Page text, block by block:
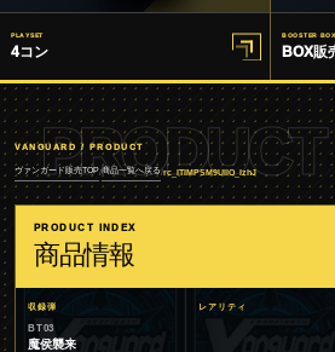
PLAYSET
4コン
BOOSTER BOX
BOX販
PRODUCT
VANGUARD / PRODUCT
ヴァンガード販売TOP/商品一覧へ戻る/rc_ITIMPSM9UIIO_IzhJ
PRODUCT INDEX
商品情報
収録弾
BT03
魔侯襲来
レアリティ